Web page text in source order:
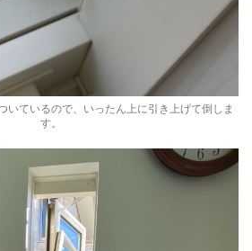
いているので、いったん上に引き上げて倒しま
す。